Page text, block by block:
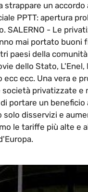
strappare un accordo
PPTT: apertura
SALERNO - Le
mai portato buoni
paesi della
dello Stato, L'Enel,
ecc ecc. Una vera e
privatizzate e
portare un
solo disservizi e
le tariffe più alte e